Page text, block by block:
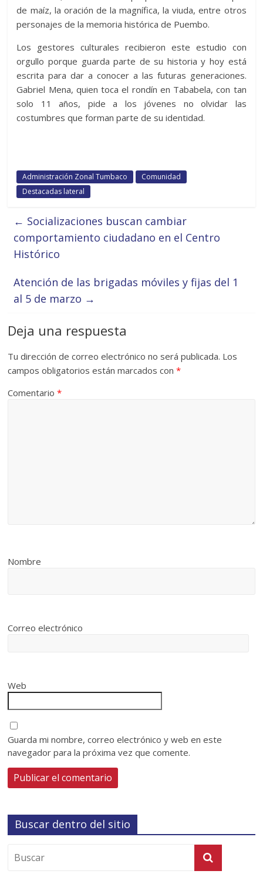
de maíz, la oración de la magnífica, la viuda, entre otros
personajes de la memoria histórica de Puembo.
Los gestores culturales recibieron este estudio con
orgullo porque guarda parte de su historia y hoy está
escrita para dar a conocer a las futuras generaciones.
Gabriel Mena, quien toca el rondín en Tababela, con tan
solo 11 años, pide a los jóvenes no olvidar las
costumbres que forman parte de su identidad.
Administración Zonal Tumbaco
Comunidad
Destacadas lateral
← Socializaciones buscan cambiar
comportamiento ciudadano en el Centro
Histórico
Atención de las brigadas móviles y fijas del 1
al 5 de marzo →
Deja una respuesta
Tu dirección de correo electrónico no será publicada. Los
campos obligatorios están marcados con*
Comentario*
Nombre
Correo electrónico
Web
Guarda mi nombre, correo electrónico y web en este
navegador para la próxima vez que comente.
Buscar dentro del sitio